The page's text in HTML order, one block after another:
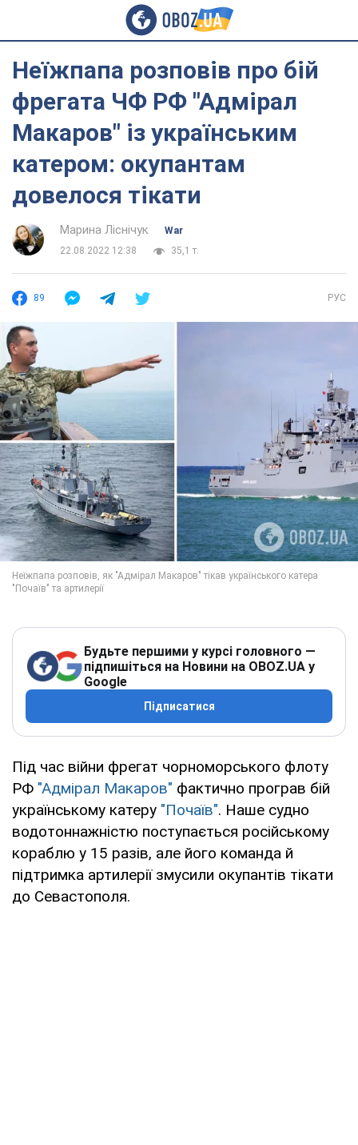
Неїжпапа розповів про бій
фрегата ЧФ РФ "Адмірал
Макаров" із українським
катером: окупантам
довелося тікати
Марина Ліснічук
War
22.08.2022 12:38
35,1 т.
89 РУС
Будьте першими у курсі головного —
підпишіться на Новини на OBOZ.UA у
Google
Підписатися
Під час війни фрегат чорноморського флоту
РФ "Адмірал Макаров" фактично програв бій
українському катеру "Почаїв". Наше судно
водотоннажністю поступається російському
кораблю у 15 разів, але його команда й
підтримка артилерії змусили окупантів тікати
до Севастополя.